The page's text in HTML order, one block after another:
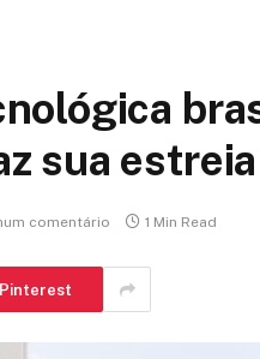
sua
comentário 1 Min Read
Pinterest